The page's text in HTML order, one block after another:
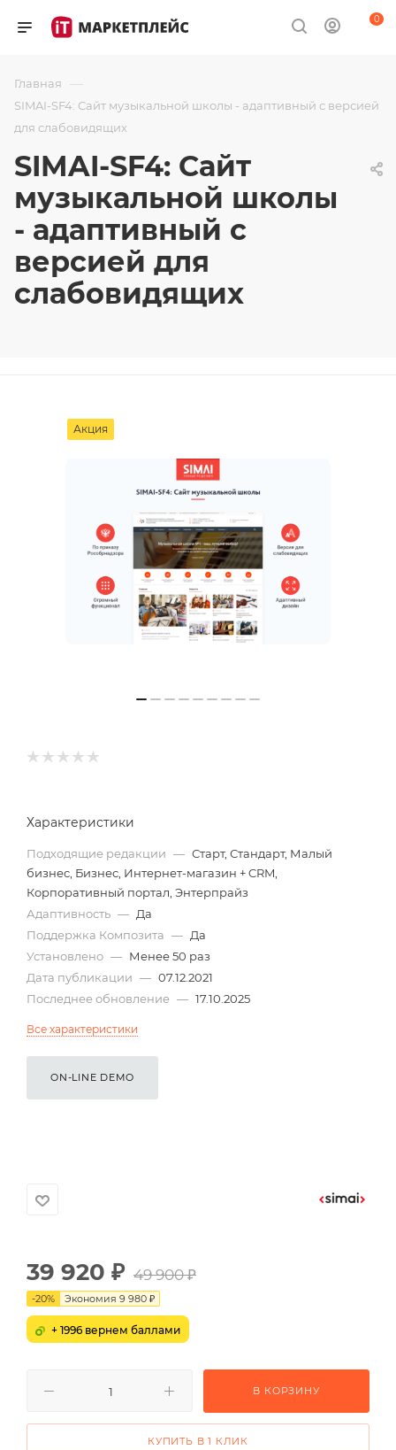
0
Главная —
SIMAI-SF4: Сайт музыкальной школы - адаптивный с версией
для слабовидящих
SIMAI-SF4: Сайт
музыкальной школы
- адаптивный с
версией для
слабовидящих
Акция
Характеристики
Подходящие редакции — Старт, Стандарт, Малый
бизнес, Бизнес, Интернет-магазин + CRM,
Корпоративный портал, Энтерпрайз
Адаптивность — Да
Поддержка Композита — Да
Установлено — Менее 50 раз
Дата публикации — 07.12.2021
Последнее обновление — 17.10.2025
Все характеристики
ON-LINE DEMO
39 920 ₽ 49 900₽
-20% Экономия 9 980 ₽
+ 1996 вернем баллами
В КОРЗИНУ
КУПИТЬ В 1 КЛИК